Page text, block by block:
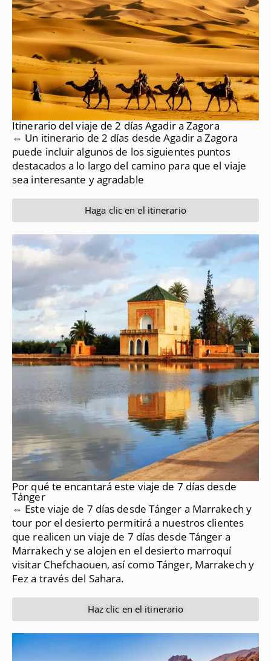
Itinerario del viaje de 2 días Agadir a Zagora
⇔ Un itinerario de 2 días desde Agadir a Zagora
puede incluir algunos de los siguientes puntos
destacados a lo largo del camino para que el viaje
sea interesante y agradable
Haga clic en el itinerario
Por qué te encantará este viaje de 7 días desde
Tánger
⇔ Este viaje de 7 días desde Tánger a Marrakech y
tour por el desierto permitirá a nuestros clientes
que realicen un viaje de 7 días desde Tánger a
Marrakech y se alojen en el desierto marroquí
visitar Chefchaouen, así como Tánger, Marrakech y
Fez a través del Sahara.
Haz clic en el itinerario